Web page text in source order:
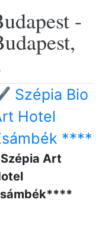
-
Szépia Bio
Hotel
****
Art